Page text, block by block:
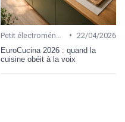
Petit électroménager • 22/04/2026
EuroCucina 2026 : quand la
cuisine obéit à la voix